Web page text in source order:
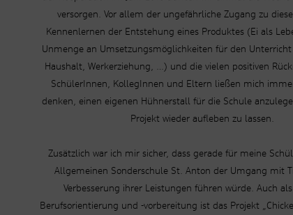
versorgen. Vor allem der ungefährliche Zugang zu
Kennenlernen der Entstehung eines Produktes (Ei als
Unmenge an Umsetzungsmöglichkeiten für den
Haushalt, Werkerziehung, …) und die vielen positiven
SchülerInnen, KollegInnen und Eltern ließen mich
denken, einen eigenen Hühnerstall für die Schule
Projekt wieder aufleben zu lassen.
Zusätzlich war ich mir sicher, dass gerade für meine
Allgemeinen Sonderschule St. Anton der Umgang mit
Verbesserung ihrer Leistungen führen würde. Auch
Berufsorientierung und -vorbereitung ist das Projekt